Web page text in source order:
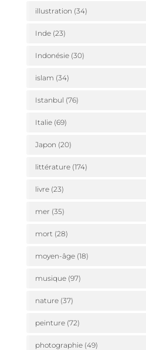
illustration (34)
Inde(23)
Indonésie(30)
islam (34)
Istanbul (76)
Italie(69)
Japon (20)
littérature(174)
livre(23)
mer (35)
mort (28)
moyen-âge(18)
musique(97)
nature(37)
peinture(72)
photographie(49)